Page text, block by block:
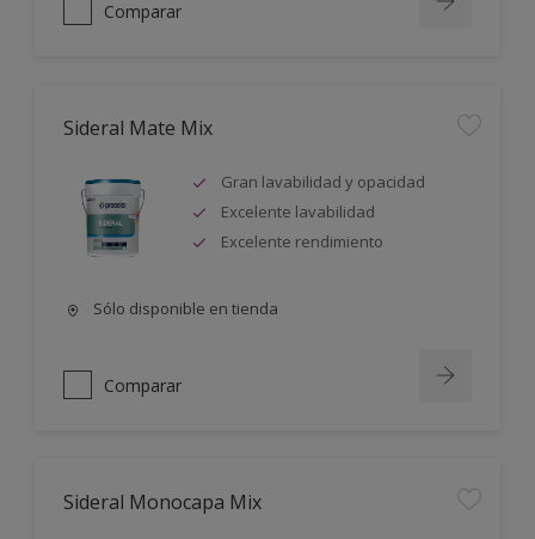
Comparar
Sideral Mate Mix
Gran lavabilidad y opacidad
Excelente lavabilidad
Excelente rendimiento
Sólo disponible en tienda
Comparar
Sideral Monocapa Mix